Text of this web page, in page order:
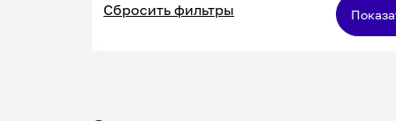
кормления
кровать
Сбросить фильтры